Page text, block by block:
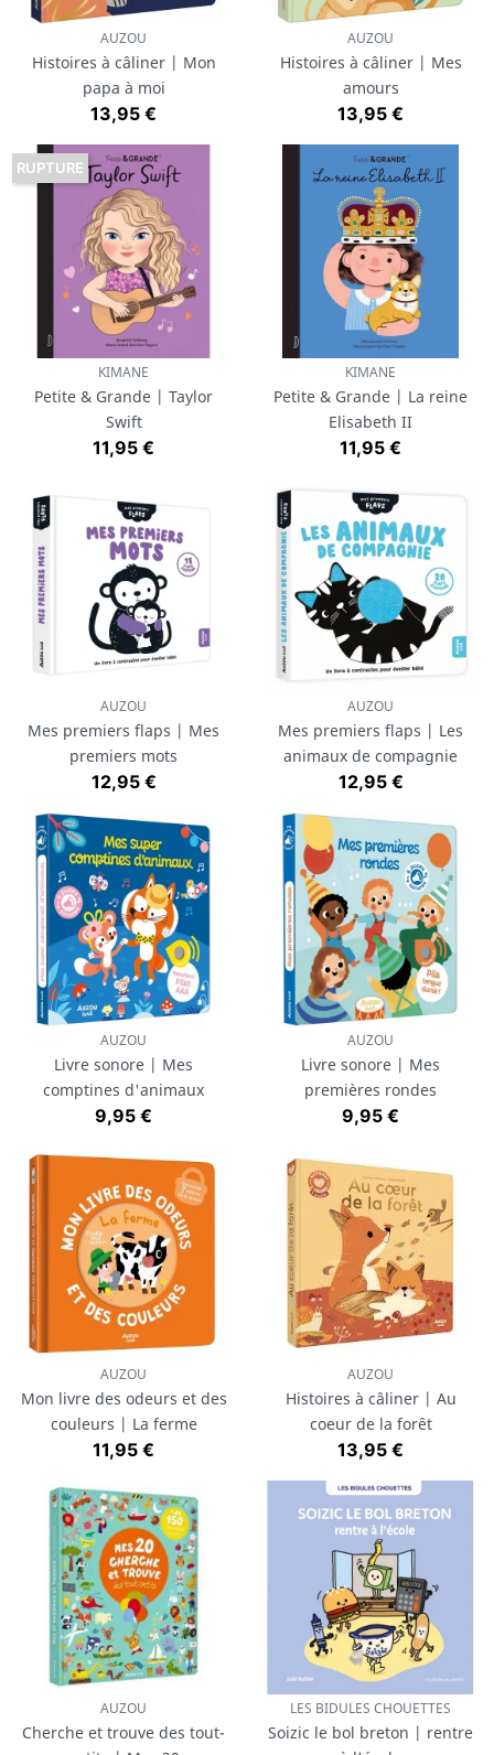
AUZOU
Histoires à câliner | Mon
papa à moi
Prix
13,95 €
AUZOU
Histoires à câliner | Mes
amours
Prix
13,95 €
KIMANE
Petite & Grande | Taylor
Swift
Prix
11,95 €
RUPTURE
KIMANE
Petite & Grande | La reine
Elisabeth II
Prix
11,95 €
AUZOU
Mes premiers flaps | Mes
premiers mots
Prix
12,95 €
AUZOU
Mes premiers flaps | Les
animaux de compagnie
Prix
12,95 €
AUZOU
Livre sonore | Mes
comptines d'animaux
Prix
9,95 €
AUZOU
Livre sonore | Mes
premières rondes
Prix
9,95 €
AUZOU
Mon livre des odeurs et des
couleurs | La ferme
Prix
11,95 €
AUZOU
Histoires à câliner | Au
coeur de la forêt
Prix
13,95 €
AUZOU
Cherche et trouve des tout-
LES BIDULES CHOUETTES
Soizic le bol breton | rentre